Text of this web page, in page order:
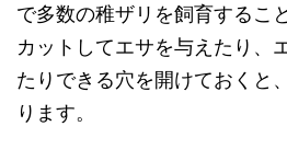
で多数の稚ザリを飼育するこ
カットしてエサを与えたり、
たりできる穴を開けておくと
ります。